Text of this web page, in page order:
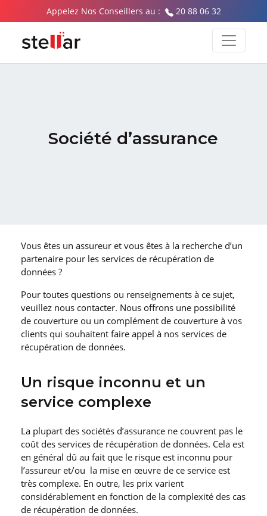
Appelez Nos Conseillers au : 20 88 06 32
Société d’assurance
Vous êtes un assureur et vous êtes à la recherche d’un
partenaire pour les services de récupération de
données ?
Pour toutes questions ou renseignements à ce sujet,
veuillez nous contacter. Nous offrons une possibilité
de couverture ou un complément de couverture à vos
clients qui souhaitent faire appel à nos services de
récupération de données.
Un risque inconnu et un
service complexe
La plupart des sociétés d’assurance ne couvrent pas le
coût des services de récupération de données. Cela est
en général dû au fait que le risque est inconnu pour
l’assureur et/ou la mise en œuvre de ce service est
très complexe. En outre, les prix varient
considérablement en fonction de la complexité des cas
de récupération de données.